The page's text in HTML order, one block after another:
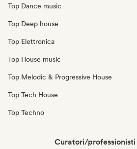
Top Dance music
Top Deep house
Top Elettronica
Top House music
Top Melodic & Progressive House
Top Tech House
Top Techno
Curatori/